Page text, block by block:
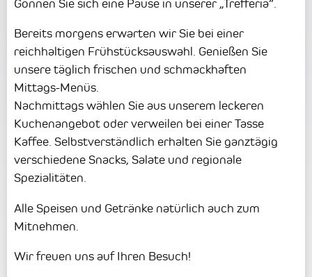
Gönnen Sie sich eine Pause in unserer „Trefferia“.
Bereits morgens erwarten wir Sie bei einer
reichhaltigen Frühstücksauswahl. Genießen Sie
unsere täglich frischen und schmackhaften
Mittags-Menüs.
Nachmittags wählen Sie aus unserem leckeren
Kuchenangebot oder verweilen bei einer Tasse
Kaffee. Selbstverständlich erhalten Sie ganztägig
verschiedene Snacks, Salate und regionale
Spezialitäten.
Alle Speisen und Getränke natürlich auch zum
Mitnehmen.
Wir freuen uns auf Ihren Besuch!